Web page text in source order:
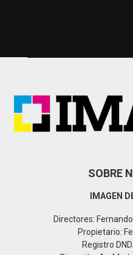
SOBRE
IMAGEN
Directores:
Propietario:
Registro